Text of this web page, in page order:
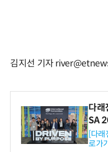
김지선 기자
다래
SA
와
-바
[다
로가